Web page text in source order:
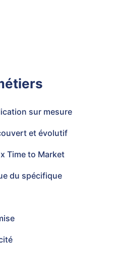
sur mesure
et évolutif
Time to Market
du spécifique